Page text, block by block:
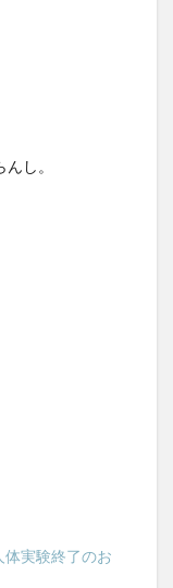
し。
体実験終了のお